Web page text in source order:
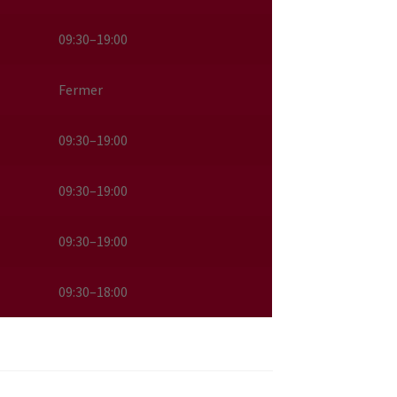
09:30–19:00
Fermer
09:30–19:00
09:30–19:00
09:30–19:00
09:30–18:00